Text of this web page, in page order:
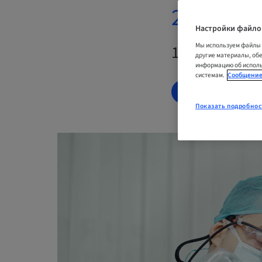
2026
11. сент.
Настройки
Мы используем файлы
другие материалы,
информацию об
системам.
Показать